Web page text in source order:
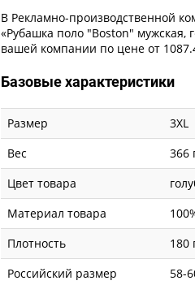
В Рекламно-производственной
«Рубашка поло "Boston" мужская,
вашей компании по цене от
Базовые характеристики
Размер
3XL
Вес
366
Цвет товара
Материал товара
Плотность
180
Российский размер
58-